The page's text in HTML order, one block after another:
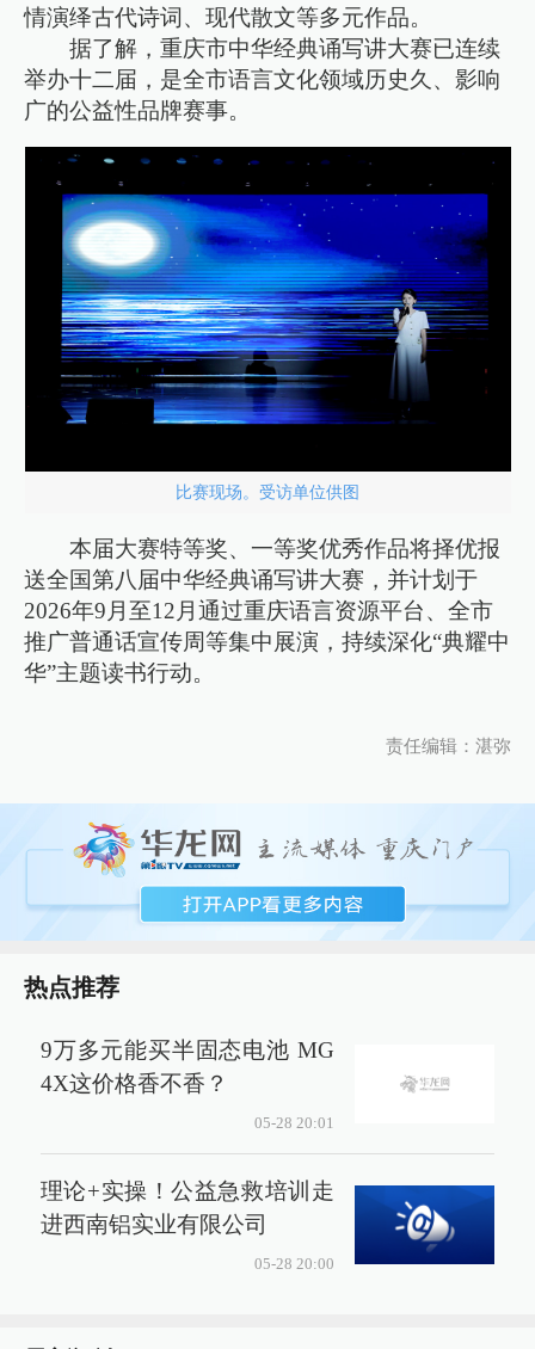
情演绎古代诗词、现代散文等多元作品。
据了解，重庆市中华经典诵写讲大赛已连续
举办十二届，是全市语言文化领域历史久、影响
广的公益性品牌赛事。
比赛现场。受访单位供图
本届大赛特等奖、一等奖优秀作品将择优报
送全国第八届中华经典诵写讲大赛，并计划于
2026年9月至12月通过重庆语言资源平台、全市
推广普通话宣传周等集中展演，持续深化“典耀中
华”主题读书行动。
责任编辑：湛弥
热点推荐
9万多元能买半固态电池 MG
4X这价格香不香？
05-28 20:01
理论+实操！公益急救培训走
进西南铝实业有限公司
05-28 20:00